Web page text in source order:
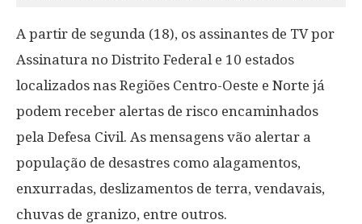
A partir de segunda (18), os assinantes de TV por
Assinatura no Distrito Federal e 10 estados
localizados nas Regiões Centro-Oeste e Norte já
podem receber alertas de risco encaminhados
pela Defesa Civil. As mensagens vão alertar a
população de desastres como alagamentos,
enxurradas, deslizamentos de terra, vendavais,
chuvas de granizo, entre outros.